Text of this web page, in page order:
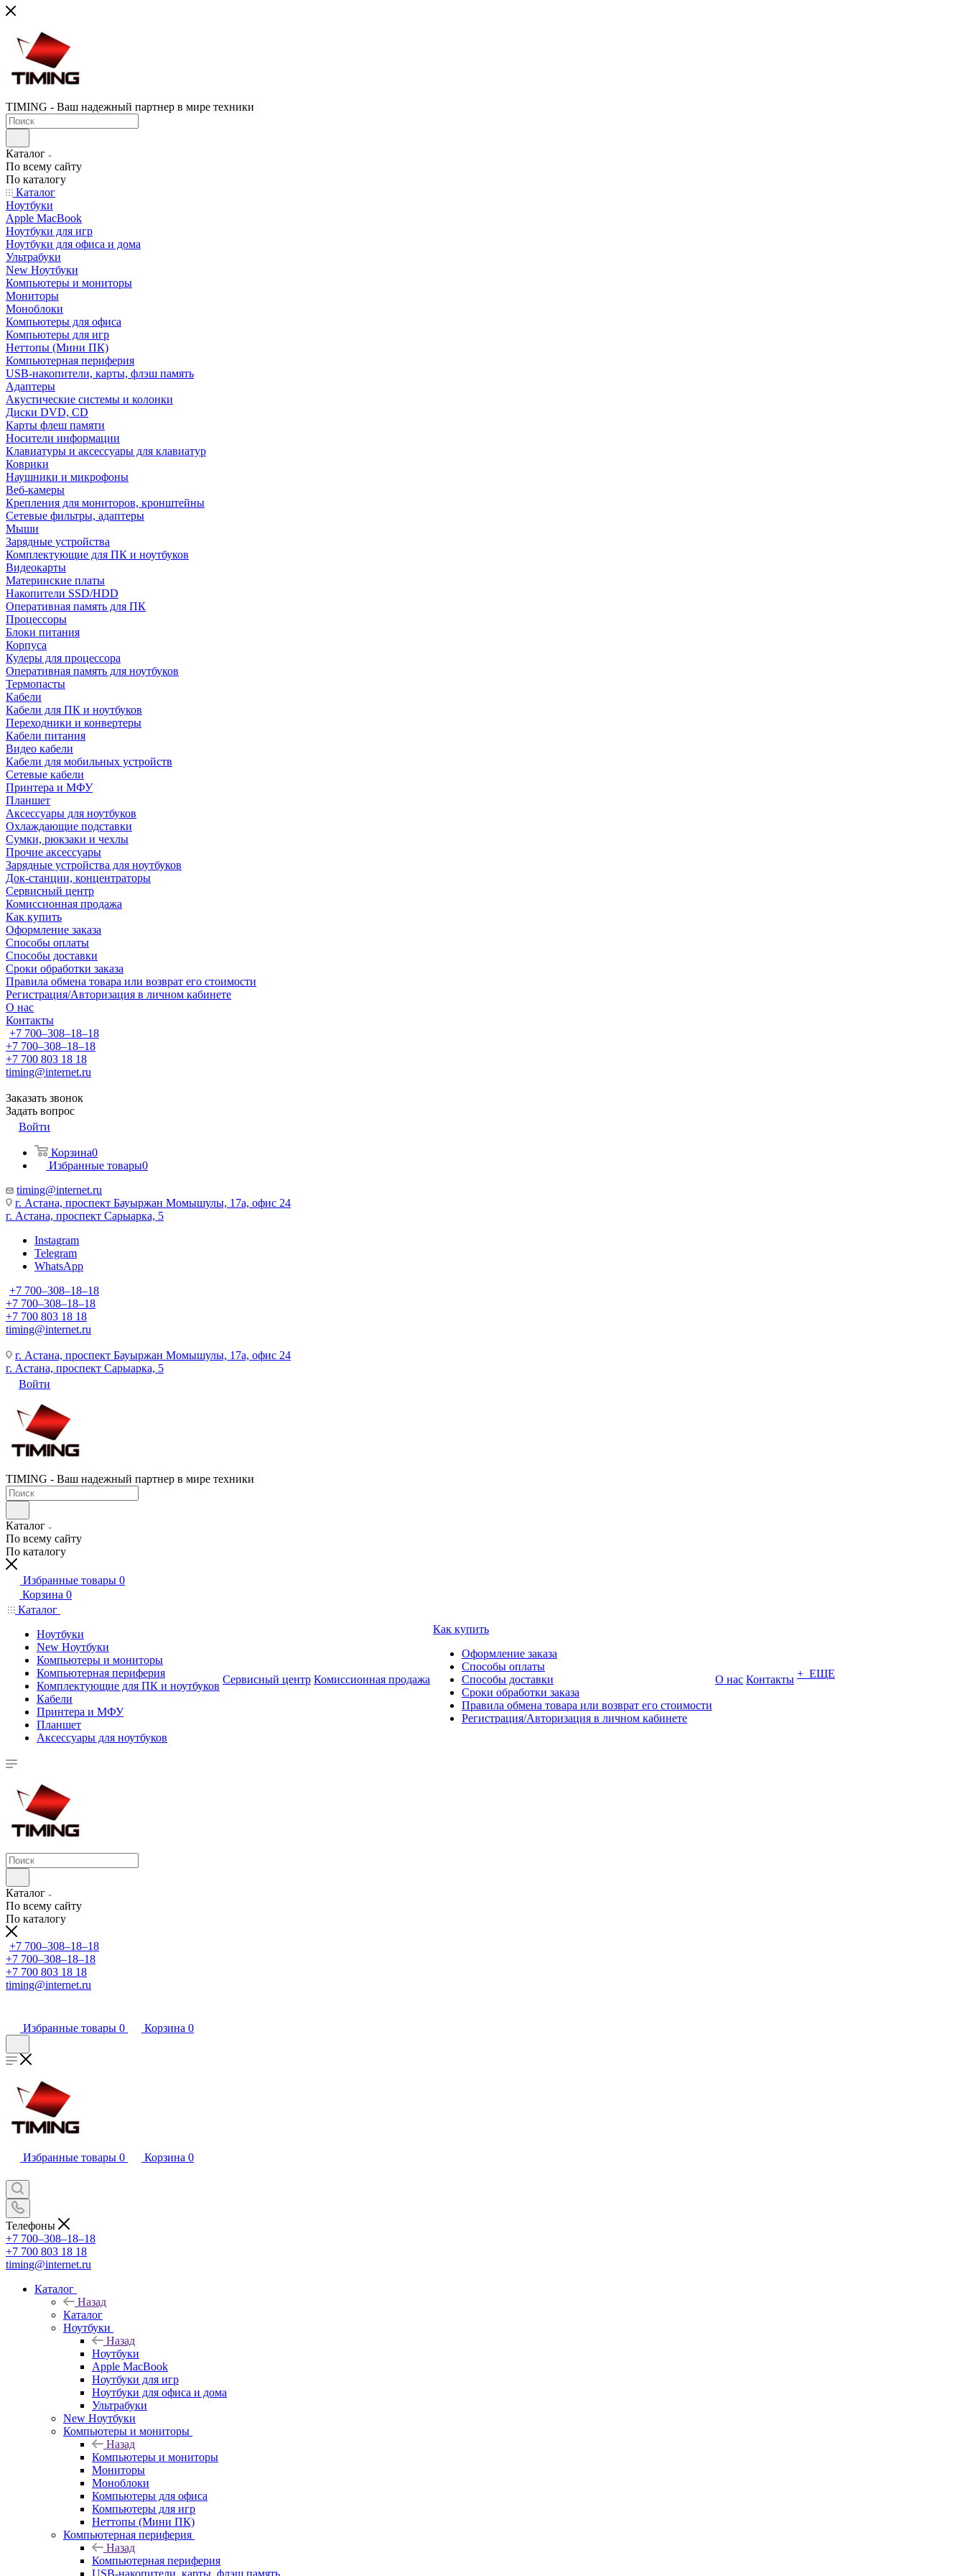
TIMING - Ваш надежный партнер в мире техники
Каталог
По всему сайту
По каталогу
Каталог
Ноутбуки
Apple MacBook
Ноутбуки для игр
Ноутбуки для офиса и дома
Ультрабуки
New Ноутбуки
Компьютеры и мониторы
Мониторы
Моноблоки
Компьютеры для офиса
Компьютеры для игр
Неттопы (Мини ПК)
Компьютерная периферия
USB-накопители, карты, флэш память
Адаптеры
Акустические системы и колонки
Диски DVD, CD
Карты флеш памяти
Носители информации
Клавиатуры и аксессуары для клавиатур
Коврики
Наушники и микрофоны
Веб-камеры
Крепления для мониторов, кронштейны
Сетевые фильтры, адаптеры
Мыши
Зарядные устройства
Комплектующие для ПК и ноутбуков
Видеокарты
Материнские платы
Накопители SSD/HDD
Оперативная память для ПК
Процессоры
Блоки питания
Корпуса
Кулеры для процессора
Оперативная память для ноутбуков
Термопасты
Кабели
Кабели для ПК и ноутбуков
Переходники и конвертеры
Кабели питания
Видео кабели
Кабели для мобильных устройств
Сетевые кабели
Принтера и МФУ
Планшет
Аксессуары для ноутбуков
Охлаждающие подставки
Сумки, рюкзаки и чехлы
Прочие аксессуары
Зарядные устройства для ноутбуков
Док-станции, концентраторы
Сервисный центр
Комиссионная продажа
Как купить
Оформление заказа
Способы оплаты
Способы доставки
Сроки обработки заказа
Правила обмена товара или возврат его стоимости
Регистрация/Авторизация в личном кабинете
О нас
Контакты
+7 700‒308‒18‒18
+7 700‒308‒18‒18
+7 700 803 18 18
timing@internet.ru
Заказать звонок
Задать вопрос
Войти
Корзина0
Избранные товары0
timing@internet.ru
г. Астана, проспект Бауыржан Момышулы, 17а, офис 24
г. Астана, проспект Сарыарка, 5
Instagram
Telegram
WhatsApp
+7 700‒308‒18‒18
+7 700‒308‒18‒18
+7 700 803 18 18
timing@internet.ru
г. Астана, проспект Бауыржан Момышулы, 17а, офис 24
г. Астана, проспект Сарыарка, 5
Войти
TIMING - Ваш надежный партнер в мире техники
Каталог
По всему сайту
По каталогу
Избранные товары 0
Корзина 0
Каталог
Ноутбуки
New Ноутбуки
Компьютеры и мониторы
Компьютерная периферия
Комплектующие для ПК и ноутбуков
Кабели
Принтера и МФУ
Планшет
Аксессуары для ноутбуков
Сервисный центр Комиссионная продажа
Как купить
Оформление заказа
Способы оплаты
Способы доставки
Сроки обработки заказа
Правила обмена товара или возврат его стоимости
Регистрация/Авторизация в личном кабинете
О нас Контакты + ЕЩЕ
Каталог
По всему сайту
По каталогу
+7 700‒308‒18‒18
+7 700‒308‒18‒18
+7 700 803 18 18
timing@internet.ru
Избранные товары 0 Корзина 0
Избранные товары 0 Корзина 0
Телефоны
+7 700‒308‒18‒18
+7 700 803 18 18
timing@internet.ru
Каталог
Назад
Каталог
Ноутбуки
Назад
Ноутбуки
Apple MacBook
Ноутбуки для игр
Ноутбуки для офиса и дома
Ультрабуки
New Ноутбуки
Компьютеры и мониторы
Назад
Компьютеры и мониторы
Мониторы
Моноблоки
Компьютеры для офиса
Компьютеры для игр
Неттопы (Мини ПК)
Компьютерная периферия
Назад
Компьютерная периферия
USB-накопители, карты, флэш память